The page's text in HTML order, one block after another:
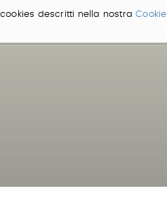
descritti nella nostraCookie